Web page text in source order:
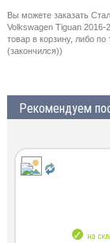
Вы можете заказать
Volkswagen Tiguan 2016-
товар в корзину, либо
(закончился))
Рекомендуем
на